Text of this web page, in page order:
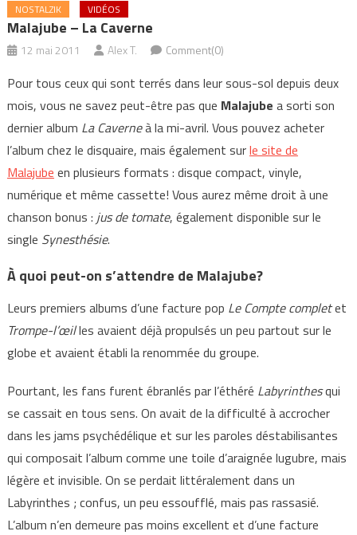
NOSTALZIK
VIDÉOS
Malajube – La Caverne
12 mai 2011 Alex T. Comment(0)
Pour tous ceux qui sont terrés dans leur sous-sol depuis deux
mois, vous ne savez peut-être pas que Malajube a sorti son
dernier album La Caverneà la mi-avril. Vous pouvez acheter
l’album chez le disquaire, mais également surle site de
Malajube en plusieurs formats : disque compact, vinyle,
numérique et même cassette! Vous aurez même droit à une
chanson bonus : jus de tomate, également disponible sur le
single Synesthésie.
À quoi peut-on s’attendre de Malajube?
Leurs premiers albums d’une facture pop Le Compte completet
Trompe-l’œilles avaient déjà propulsés un peu partout sur le
globe et avaient établi la renommée du groupe.
Pourtant, les fans furent ébranlés par l’éthéré Labyrinthesqui
se cassait en tous sens. On avait de la difficulté à accrocher
dans les jams psychédélique et sur les paroles déstabilisantes
qui composait l’album comme une toile d’araignée lugubre, mais
légère et invisible. On se perdait littéralement dans un
Labyrinthes ; confus, un peu essoufflé, mais pas rassasié.
L’album n’en demeure pas moins excellent et d’une facture